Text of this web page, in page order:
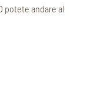
potete andare al